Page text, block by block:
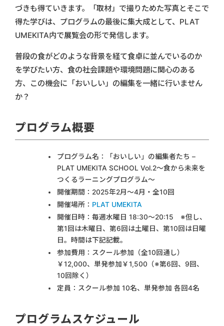
づきも得ていきます。「取材」で撮りためた写真とそこで
得た学びは、プログラムの最後に集大成として、PLAT
UMEKITA内で展覧会の形で発信します。
普段の食がどのような背景を経て食卓に並んでいるのか
を学びたい方、食の社会課題や環境問題に関心のある
方、この機会に「おいしい」の編集を一緒に行いません
か？
プログラム概要
プログラム名：「おいしい」の編集者たち –
PLAT UMEKITA SCHOOL Vol.2～食から未来を
つくるラーニングプログラム～
開催期間：2025年2月～4月・全10回
開催場所： PLAT UMEKITA
開催日時：毎週水曜日 18:30～20:15 ※但し、
第1回は木曜日、第6回は土曜日、第10回は日曜
日。時間は下記記載。
参加費用：スクール参加（全10回通し）
￥12,000、単発参加￥1,500（※第6回、9回、
10回除く）
定員：スクール参加 10名、単発参加 各回4名
プログラムスケジュール